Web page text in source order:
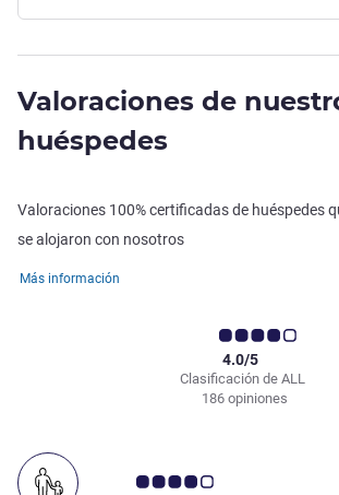
Valoraciones de
huéspedes
Valoraciones 100% certificadas de huéspedes
se alojaron con nosotros
Más información
Clasificación de ALL
4.0/5
186 opiniones
Nota de clientes de Avis 4.0/5